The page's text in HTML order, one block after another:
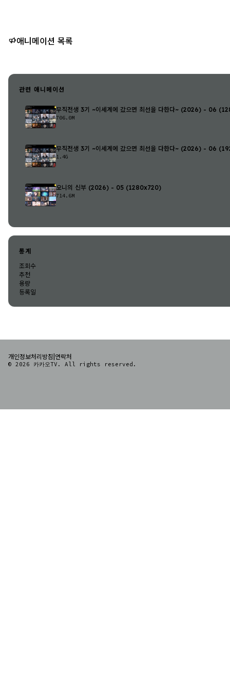
애니메이션 목록
관련 애니메이션
무직전생 3기 ~이세계에 갔으면 최선을 다한다~ (2026) - 06
706.0M
무직전생 3기 ~이세계에 갔으면 최선을 다한다~ (2026) - 06
1.4G
오니의 신부 (2026) - 05 (1280x720)
714.6M
통계
조회수
추천
용량
등록일
개인정보처리방침 연락처
© 2026 카카오TV. All rights reserved.